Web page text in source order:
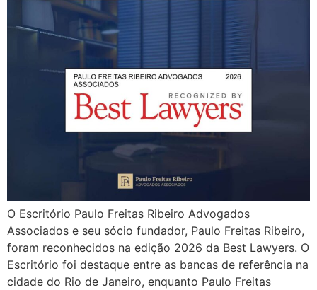
O Escritório Paulo Freitas Ribeiro Advogados
Associados e seu sócio fundador, Paulo Freitas Ribeiro,
foram reconhecidos na edição 2026 da Best Lawyers. O
Escritório foi destaque entre as bancas de referência na
cidade do Rio de Janeiro, enquanto Paulo Freitas